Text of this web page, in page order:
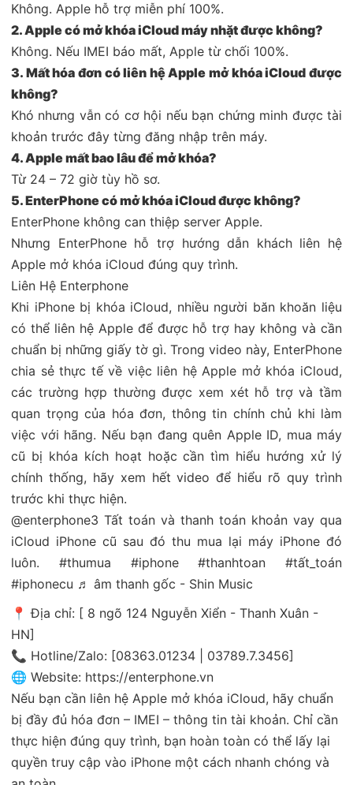
Không. Apple hỗ trợ miễn phí 100%.
2. Apple có mở khóa iCloud máy nhặt được không?
Không. Nếu IMEI báo mất, Apple từ chối 100%.
3. Mất hóa đơn có liên hệ Apple mở khóa iCloud được
không?
Khó nhưng vẫn có cơ hội nếu bạn chứng minh được tài
khoản trước đây từng đăng nhập trên máy.
4. Apple mất bao lâu để mở khóa?
Từ 24 – 72 giờ tùy hồ sơ.
5. EnterPhone có mở khóa iCloud được không?
EnterPhone không can thiệp server Apple.
Nhưng EnterPhone hỗ trợ hướng dẫn khách liên hệ
Apple mở khóa iCloud đúng quy trình.
Liên Hệ Enterphone
Khi iPhone bị khóa iCloud, nhiều người băn khoăn liệu
có thể liên hệ Apple để được hỗ trợ hay không và cần
chuẩn bị những giấy tờ gì. Trong video này, EnterPhone
chia sẻ thực tế về việc liên hệ Apple mở khóa iCloud,
các trường hợp thường được xem xét hỗ trợ và tầm
quan trọng của hóa đơn, thông tin chính chủ khi làm
việc với hãng. Nếu bạn đang quên Apple ID, mua máy
cũ bị khóa kích hoạt hoặc cần tìm hiểu hướng xử lý
chính thống, hãy xem hết video để hiểu rõ quy trình
trước khi thực hiện.
@enterphone3 Tất toán và thanh toán khoản vay qua
iCloud iPhone cũ sau đó thu mua lại máy iPhone đó
luôn. #thumua #iphone #thanhtoan
#tất_toán
#iphonecu ♬ âm thanh gốc - Shin Music
📍 Địa chỉ: [ 8 ngõ 124 Nguyễn Xiển - Thanh Xuân -
HN]
📞 Hotline/Zalo: [08363.01234 | 03789.7.3456]
🌐 Website: https://enterphone.vn
Nếu bạn cần liên hệ Apple mở khóa iCloud, hãy chuẩn
bị đầy đủ hóa đơn – IMEI – thông tin tài khoản. Chỉ cần
thực hiện đúng quy trình, bạn hoàn toàn có thể lấy lại
quyền truy cập vào iPhone một cách nhanh chóng và